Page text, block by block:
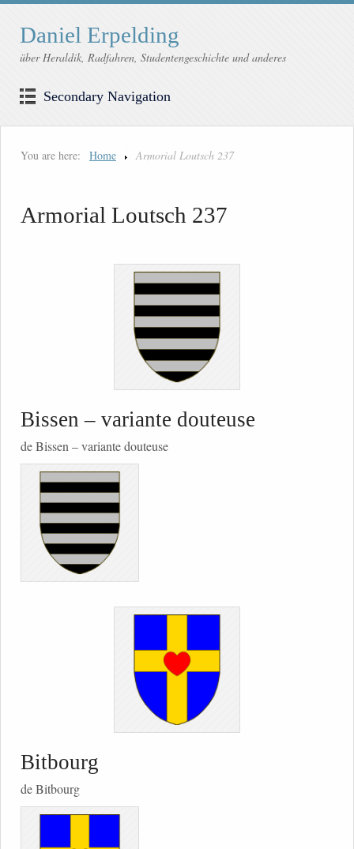
Daniel Erpelding
über Heraldik, Radfahren, Studentengeschichte und anderes
Secondary Navigation
You are here: Home Armorial Loutsch 237
Armorial Loutsch 237
Bissen – variante douteuse
de Bissen – variante douteuse
Bitbourg
de Bitbourg